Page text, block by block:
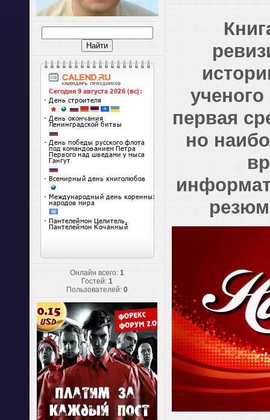
Онлайн всего: 1
Гостей: 1
Пользователей: 0
первая
но